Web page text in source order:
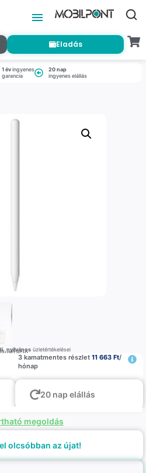
Eladás
1 évingyenes
garancia
20 nap
ingyenes elállás
, nyilvánosüzletértékelései
3 kamatmentes részlet 11 663 Ft/
hónap
20 nap elállás
megoldás
olcsóbban az újat!